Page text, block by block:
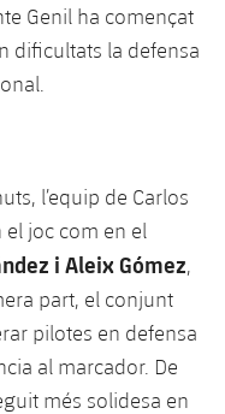
Genil ha començat
dificultats la defensa
l’equip de Carlos
el joc com en el
i Aleix Gómez,
part, el conjunt
pilotes en defensa
al marcador. De
més solidesa en